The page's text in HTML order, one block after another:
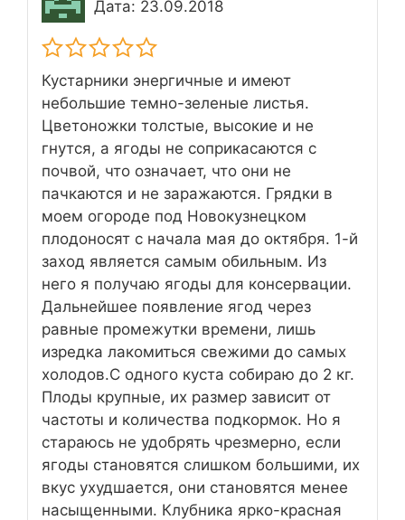
Дата: 23.09.2018
Кустарники энергичные и имеют
небольшие темно-зеленые листья.
Цветоножки толстые, высокие и не
гнутся, а ягоды не соприкасаются с
почвой, что означает, что они не
пачкаются и не заражаются. Грядки в
моем огороде под Новокузнецком
плодоносят с начала мая до октября. 1-й
заход является самым обильным. Из
него я получаю ягоды для консервации.
Дальнейшее появление ягод через
равные промежутки времени, лишь
изредка лакомиться свежими до самых
холодов.С одного куста собираю до 2 кг.
Плоды крупные, их размер зависит от
частоты и количества подкормок. Но я
стараюсь не удобрять чрезмерно, если
ягоды становятся слишком большими, их
вкус ухудшается, они становятся менее
насыщенными. Клубника ярко-красная